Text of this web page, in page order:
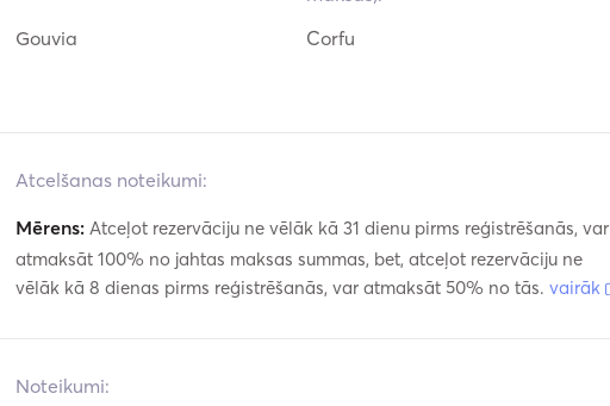
Gouvia
Corfu
Atcelšanas noteikumi:
Mērens: Atceļot rezervāciju ne vēlāk kā 31 dienu pirms reģistrēšanās, var
atmaksāt 100% no jahtas maksas summas, bet, atceļot rezervāciju ne
vēlāk kā 8 dienas pirms reģistrēšanās, var atmaksāt 50% no tās. vairāk
Noteikumi: